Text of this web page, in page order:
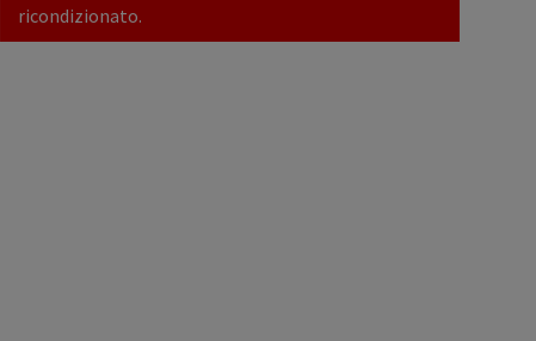
ricondizionato.